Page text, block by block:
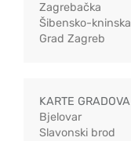
Zagrebačka
Šibensko-kninska
Grad Zagreb
KARTE GRADOVA
Bjelovar
Slavonski brod